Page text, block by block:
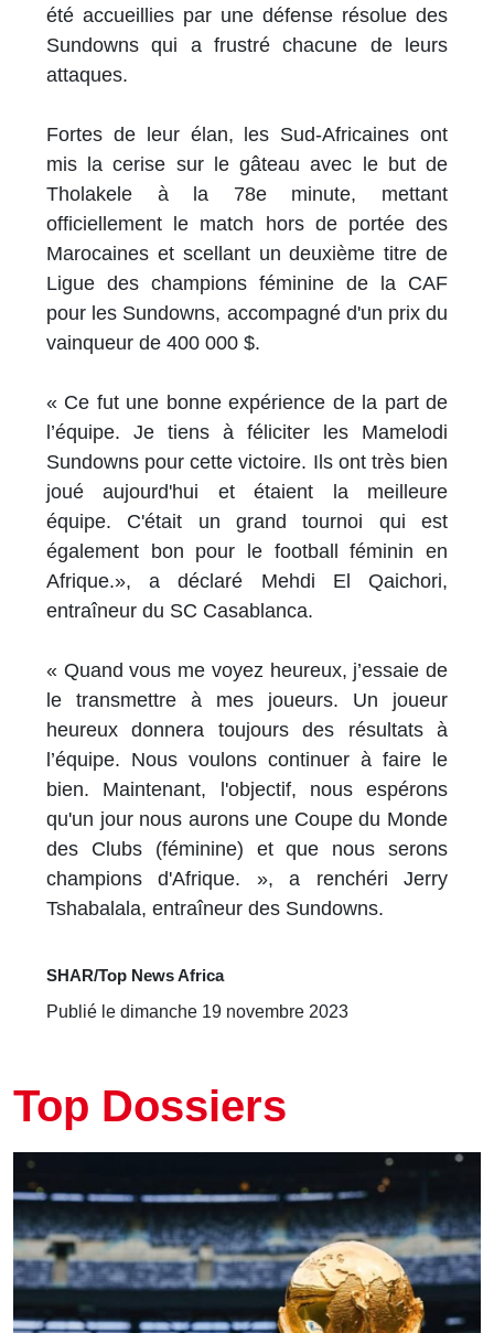
été accueillies par une défense résolue des
Sundowns qui a frustré chacune de leurs
attaques.
Fortes de leur élan, les Sud-Africaines ont
mis la cerise sur le gâteau avec le but de
Tholakele à la 78e minute, mettant
officiellement le match hors de portée des
Marocaines et scellant un deuxième titre de
Ligue des champions féminine de la CAF
pour les Sundowns, accompagné d'un prix du
vainqueur de 400 000 $.
« Ce fut une bonne expérience de la part de
l’équipe. Je tiens à féliciter les Mamelodi
Sundowns pour cette victoire. Ils ont très bien
joué aujourd'hui et étaient la meilleure
équipe. C'était un grand tournoi qui est
également bon pour le football féminin en
Afrique.», a déclaré Mehdi El Qaichori,
entraîneur du SC Casablanca.
« Quand vous me voyez heureux, j’essaie de
le transmettre à mes joueurs. Un joueur
heureux donnera toujours des résultats à
l’équipe. Nous voulons continuer à faire le
bien. Maintenant, l'objectif, nous espérons
qu'un jour nous aurons une Coupe du Monde
des Clubs (féminine) et que nous serons
champions d'Afrique. », a renchéri Jerry
Tshabalala, entraîneur des Sundowns.
SHAR/Top News Africa
Publié le dimanche 19 novembre 2023
Top Dossiers